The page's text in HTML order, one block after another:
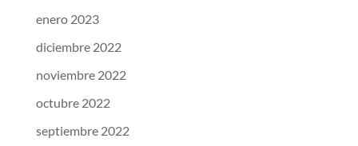
enero 2023
diciembre 2022
noviembre 2022
octubre 2022
septiembre 2022